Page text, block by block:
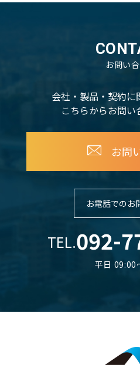
お問い
会社・製品・契約に
こちらからお問い
お問
お電話でのお
TEL.092-
平日 09:00